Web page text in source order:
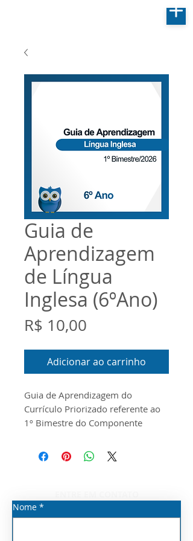
Guia de
Aprendizagem
de Língua
Inglesa (6ºAno)
R$ 10,00
Adicionar ao carrinho
Guia de Aprendizagem do
Currículo Priorizado referente ao
1º Bimestre do Componente
6º Ano do Ensino Fundamental
Anos Finais. O documento foi
Material Digital disponibilizados
pela Seduc/SP para o ano de
Nome *